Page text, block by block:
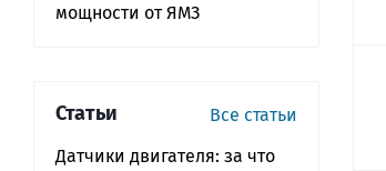
мощности от ЯМЗ
Статьи
Все статьи
Датчики двигателя: за что